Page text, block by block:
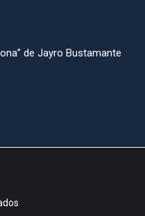
de Jayro Bustamante